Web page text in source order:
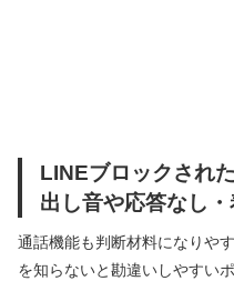
LINEブロックされ
出し音や応答なし
通話機能も判断材料になりや
を知らないと勘違いしやすい